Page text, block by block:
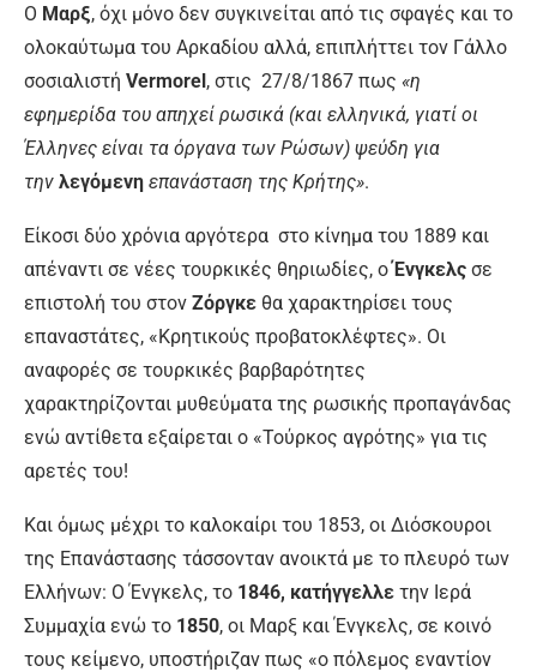
Ο Μαρξ, όχι μόνο δεν συγκινείται από τις σφαγές και το
ολοκαύτωμα του Αρκαδίου αλλά, επιπλήττει τον Γάλλο
σοσιαλιστή Vermorel, στις 27/8/1867 πως «η
εφημερίδα του απηχεί ρωσικά (και ελληνικά, γιατί οι
Έλληνες είναι τα όργανα των Ρώσων) ψεύδη για
την λεγόμενη επανάσταση της Κρήτης».
Είκοσι δύο χρόνια αργότερα στο κίνημα του 1889 και
απέναντι σε νέες τουρκικές θηριωδίες, οΈνγκελς σε
επιστολή του στον Ζόργκε θα χαρακτηρίσει τους
επαναστάτες, «Κρητικούς προβατοκλέφτες». Οι
αναφορές σε τουρκικές βαρβαρότητες
χαρακτηρίζονται μυθεύματα της ρωσικής προπαγάνδας
ενώ αντίθετα εξαίρεται ο «Τούρκος αγρότης» για τις
αρετές του!
Και όμως μέχρι το καλοκαίρι του 1853, οι Διόσκουροι
της Επανάστασης τάσσονταν ανοικτά με το πλευρό των
Ελλήνων: Ο Ένγκελς, το 1846, κατήγγελλε την Ιερά
Συμμαχία ενώ το 1850, οι Μαρξ και Ένγκελς, σε κοινό
τους κείμενο, υποστήριζαν πως «ο πόλεμος εναντίον